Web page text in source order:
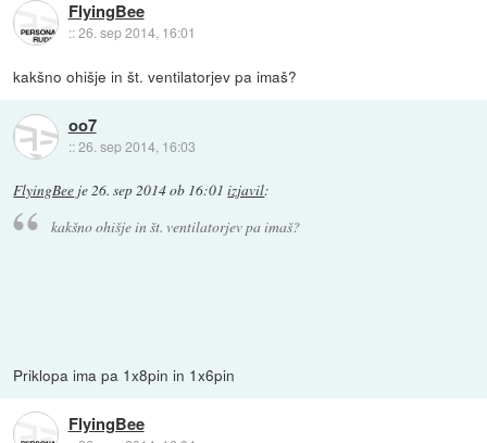
FlyingBee
::26. sep 2014, 16:01
kakšno ohišje in št. ventilatorjev pa imaš?
oo7
::26. sep 2014, 16:03
FlyingBee je26. sep 2014 ob 16:01 izjavil:
kakšno ohišje in št. ventilatorjev pa imaš?
Priklopa ima pa 1x8pin in 1x6pin
FlyingBee